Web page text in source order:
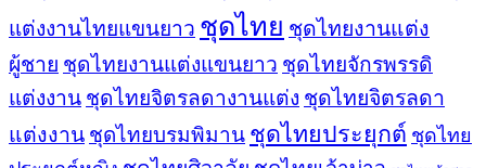
แต่งงานไทยแขนยาว ชุดไทย ชุดไทยงานแต่ง
ผู้ชาย ชุดไทยงานแต่งแขนยาว ชุดไทยจักรพรรดิ
แต่งงาน ชุดไทยจิตรลดางานแต่ง ชุดไทยจิตรลดา
แต่งงาน ชุดไทยบรมพิมาน ชุดไทยประยุกต์ ชุดไทย